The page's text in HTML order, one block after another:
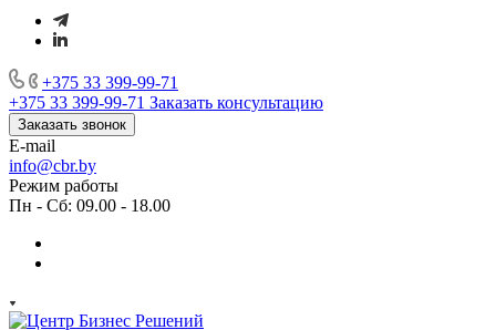
+375 33 399-99-71
+375 33 399-99-71 Заказать консультацию
Заказать звонок
E-mail
info@cbr.by
Режим работы
Пн - Сб: 09.00 - 18.00